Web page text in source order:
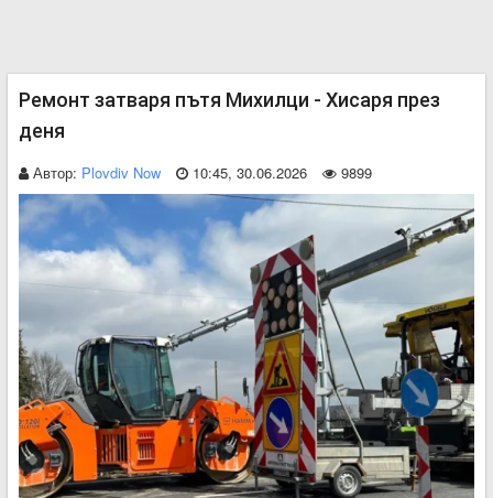
Ремонт затваря пътя Михилци - Хисаря през
деня
Автор: Plovdiv Now 10:45, 30.06.2026 9899